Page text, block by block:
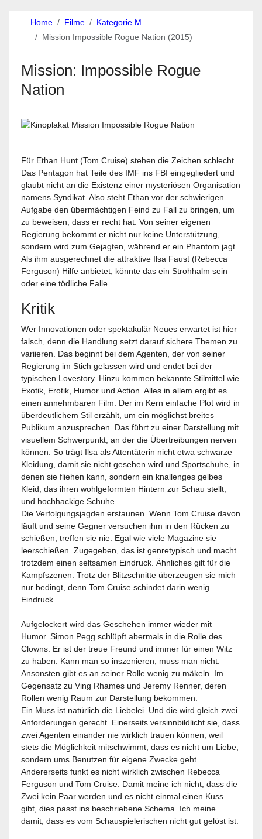
Home Filme
Kategorie M
Mission Impossible Rogue Nation (2015)
Mission: Impossible Rogue
Nation
Für Ethan Hunt (Tom Cruise) stehen die Zeichen schlecht.
Das Pentagon hat Teile des IMF ins FBI eingegliedert und
glaubt nicht an die Existenz einer mysteriösen Organisation
namens Syndikat. Also steht Ethan vor der schwierigen
Aufgabe den übermächtigen Feind zu Fall zu bringen, um
zu beweisen, dass er recht hat. Von seiner eigenen
Regierung bekommt er nicht nur keine Unterstützung,
sondern wird zum Gejagten, während er ein Phantom jagt.
Als ihm ausgerechnet die attraktive Ilsa Faust (Rebecca
Ferguson) Hilfe anbietet, könnte das ein Strohhalm sein
oder eine tödliche Falle.
Kritik
Wer Innovationen oder spektakulär Neues erwartet ist hier
falsch, denn die Handlung setzt darauf sichere Themen zu
variieren. Das beginnt bei dem Agenten, der von seiner
Regierung im Stich gelassen wird und endet bei der
typischen Lovestory. Hinzu kommen bekannte Stilmittel wie
Exotik, Erotik, Humor und Action. Alles in allem ergibt es
einen annehmbaren Film. Der im Kern einfache Plot wird in
überdeutlichem Stil erzählt, um ein möglichst breites
Publikum anzusprechen. Das führt zu einer Darstellung mit
visuellem Schwerpunkt, an der die Übertreibungen nerven
können. So trägt Ilsa als Attentäterin nicht etwa schwarze
Kleidung, damit sie nicht gesehen wird und Sportschuhe, in
denen sie fliehen kann, sondern ein knallenges gelbes
Kleid, das ihren wohlgeformten Hintern zur Schau stellt,
und hochhackige Schuhe.
Die Verfolgungsjagden erstaunen. Wenn Tom Cruise davon
läuft und seine Gegner versuchen ihm in den Rücken zu
schießen, treffen sie nie. Egal wie viele Magazine sie
leerschießen. Zugegeben, das ist genretypisch und macht
trotzdem einen seltsamen Eindruck. Ähnliches gilt für die
Kampfszenen. Trotz der Blitzschnitte überzeugen sie mich
nur bedingt, denn Tom Cruise schindet darin wenig
Eindruck.
Aufgelockert wird das Geschehen immer wieder mit
Humor. Simon Pegg schlüpft abermals in die Rolle des
Clowns. Er ist der treue Freund und immer für einen Witz
zu haben. Kann man so inszenieren, muss man nicht.
Ansonsten gibt es an seiner Rolle wenig zu mäkeln. Im
Gegensatz zu Ving Rhames und Jeremy Renner, deren
Rollen wenig Raum zur Darstellung bekommen.
Ein Muss ist natürlich die Liebelei. Und die wird gleich zwei
Anforderungen gerecht. Einerseits versinnbildlicht sie, dass
zwei Agenten einander nie wirklich trauen können, weil
stets die Möglichkeit mitschwimmt, dass es nicht um Liebe,
sondern ums Benutzen für eigene Zwecke geht.
Andererseits funkt es nicht wirklich zwischen Rebecca
Ferguson und Tom Cruise. Damit meine ich nicht, dass die
Zwei kein Paar werden und es nicht einmal einen Kuss
gibt, dies passt ins beschriebene Schema. Ich meine
damit, dass es vom Schauspielerischen nicht gut gelöst ist.